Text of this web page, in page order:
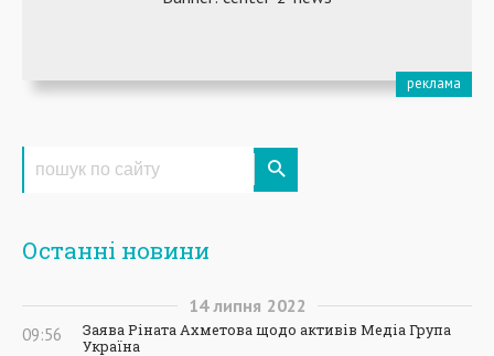
Останні новини
14 липня 2022
09:56
Заява Ріната Ахметова щодо активів Медіа Група
Україна